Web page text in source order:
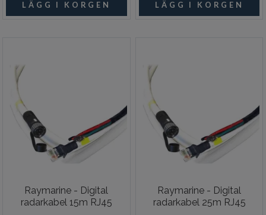
Raymarine - Digital
radarkabel 15m RJ45
Raymarine - Digital
radarkabel 25m RJ45